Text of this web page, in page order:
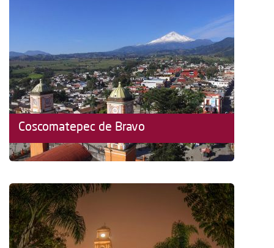
Coscomatepec de Bravo